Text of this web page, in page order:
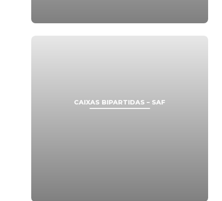
CAIXAS BIPARTIDAS – SAF